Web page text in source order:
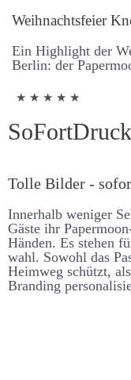
Weih­nachts­feier
Ein High­light der
Berlin: der
★ ★ ★ ★ ★
SoFort­Druck
Tolle Bilder -
Inner­halb weniger
Gäste ihr
Händen. Es stehen
wahl. So­wohl das
Heim­weg schützt,
Branding